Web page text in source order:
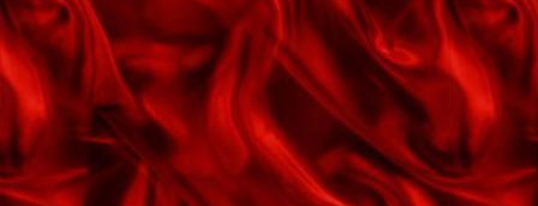
How deep is the ocean
Hvide måge
Hvis jeg må
Hvor er det rart
Hånd i hånd ved træet
Højt fra træets grønne top